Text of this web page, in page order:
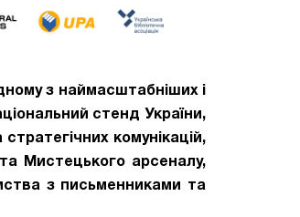
з наймасштабніших і
стенд України,
комунікацій,
Мистецького арсеналу,
з письменниками та